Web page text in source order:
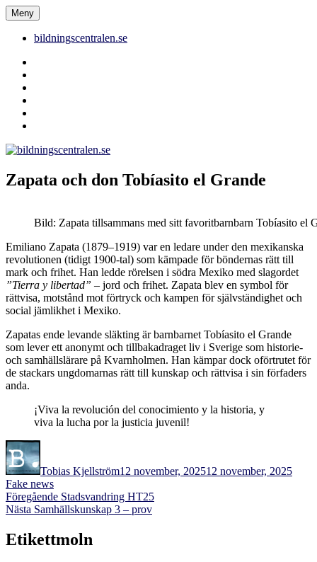
Hoppa
till
innehåll
bildningscentralen.se
Meny
bildningscentralen.se
Zapata och don Tobíasito el Grande
Bild: Zapata tillsammans med sitt favoritbarnbarn Tobíasito el
Emiliano Zapata (1879–1919) var en ledare under den mexikanska
revolutionen (tidigt 1900-tal) som kämpade för böndernas rätt till
mark och frihet. Han ledde rörelsen i södra Mexiko med slagordet
”Tierra y libertad” – jord och frihet. Zapata blev en symbol för
rättvisa, motstånd mot förtryck och kampen för självständighet och
social jämlikhet i Mexiko.
Zapatas ende levande släkting är barnbarnet Tobíasito el Grande
som lever ett anonymt och tillbakadraget liv i Sverige som historie-
och samhällslärare på Kvarnholmen. Han kämpar dock oförtrutet för
de stackars ungdomarnas rätt till kunskap och rättvisa i sin förfaders
anda.
¡Viva la revolución del conocimiento y la historia, y
viva la lucha por la justicia juvenil!
Tobias Kjellström12 november, 202512 november, 2025
Fake news
Inläggsnavigering
Föregående Föregående
inlägg:
Stadsvandring HT25
Nästa Nästa
Samhällskunskap 3 – prov
Etikettmoln